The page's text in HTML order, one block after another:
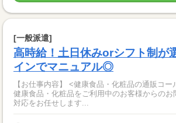
[一般派遣]
高時給！土日休みorシフト制が
インでマニュアル◎
【お仕事内容】 <健康食品・化粧品の通販コ
健康食品・化粧品をご利用中のお客様からのお
対応をお任せします...